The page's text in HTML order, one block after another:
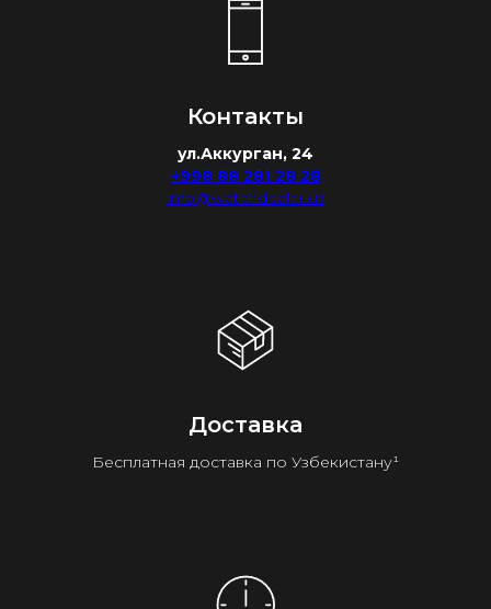
Контакты
ул.Аккурган, 24
+998 88 281 28 28
info@watchdealer.uz
Доставка
Бесплатная доставка по Узбекистану¹